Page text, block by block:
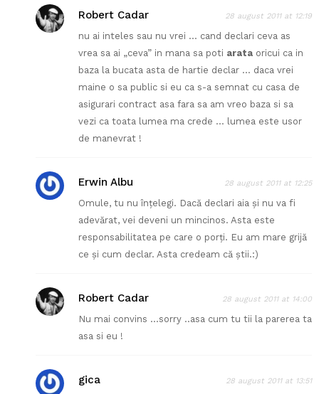
Robert Cadar 28 august 2011 at 12:19
nu ai inteles sau nu vrei … cand declari ceva as
vrea sa ai „ceva” in mana sa poti arata oricui ca in
baza la bucata asta de hartie declar … daca vrei
maine o sa public si eu ca s-a semnat cu casa de
asigurari contract asa fara sa am vreo baza si sa
vezi ca toata lumea ma crede … lumea este usor
de manevrat !
Erwin Albu 28 august 2011 at 12:25
Omule, tu nu înţelegi. Dacă declari aia şi nu va fi
adevărat, vei deveni un mincinos. Asta este
responsabilitatea pe care o porţi. Eu am mare grijă
ce şi cum declar. Asta credeam că ştii.:)
Robert Cadar 28 august 2011 at 14:00
Nu mai convins …sorry ..asa cum tu tii la parerea ta
asa si eu !
gica 28 august 2011 at 13:51